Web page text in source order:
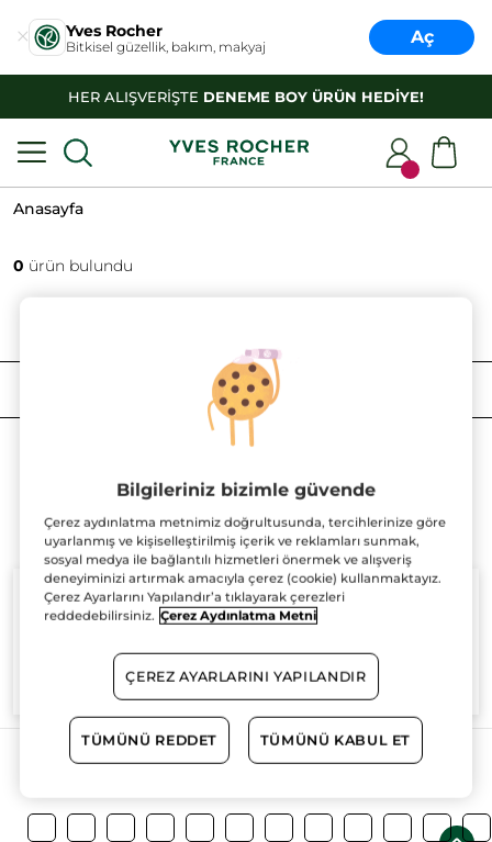
Yves Rocher
Bitkisel güzellik, bakım, makyaj Aç
HER ALIŞVERİŞTE DENEME BOY ÜRÜN HEDİYE!
Anasayfa
0 ürün bulundu
SIRALAMA
%100
aktifler
bitkisel
tarım sahası
Daha Fazlasını Keşfedin!
Bilgileriniz bizimle güvende
Çerez aydınlatma metnimiz doğrultusunda, tercihlerinize göre
uyarlanmış ve kişiselleştirilmiş içerik ve reklamları sunmak,
sosyal medya ile bağlantılı hizmetleri önermek ve alışveriş
deneyiminizi artırmak amacıyla çerez (cookie) kullanmaktayız.
Çerez Ayarlarını Yapılandır’a tıklayarak çerezleri
reddedebilirsiniz. Çerez Aydınlatma Metni
ÇEREZ AYARLARINI YAPILANDIR
TÜMÜNÜ REDDET TÜMÜNÜ KABUL ET